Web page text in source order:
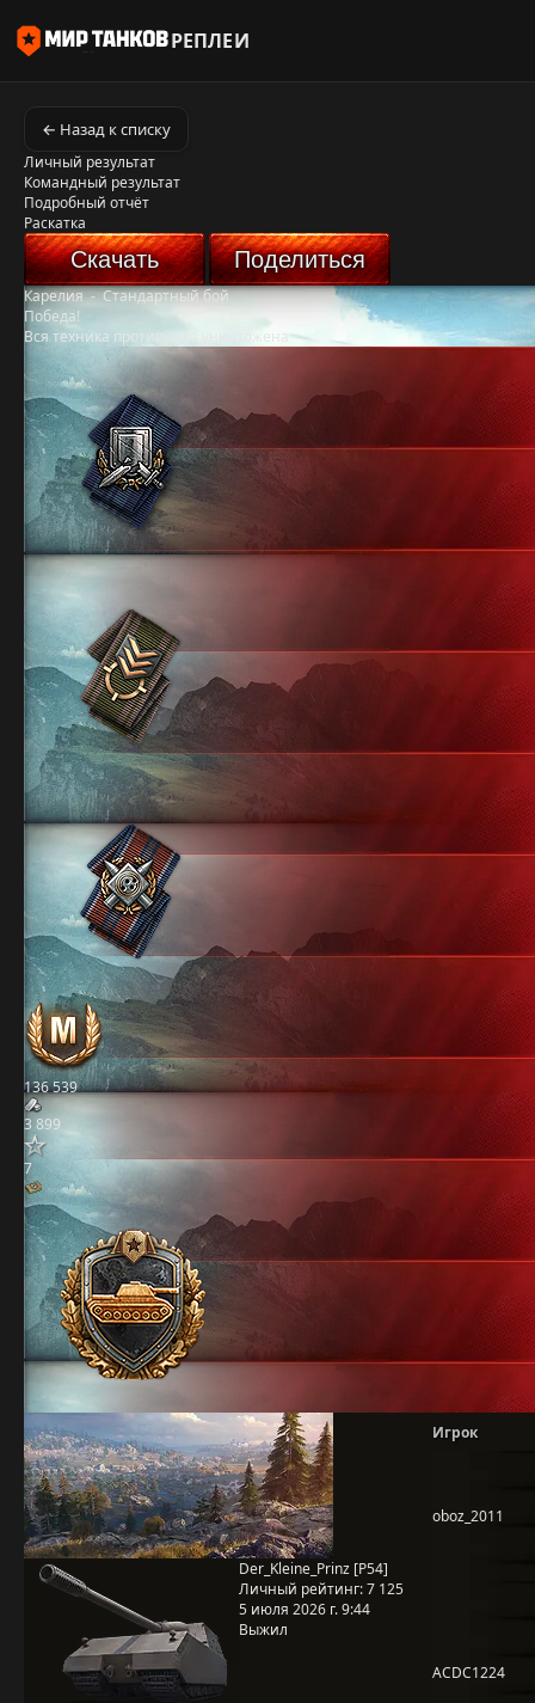
РЕПЛЕИ
← Назад к списку
Личный результат
Командный результат
Подробный отчёт
Раскатка
Скачать Поделиться
Карелия-Стандартный бой
Победа!
Вся техника противника уничтожена
136 539
3 899
7
Der_Kleine_Prinz [P54]
Личный рейтинг:7 125
5 июля 2026 г. 9:44
Выжил
Игрок
oboz_2011
ACDC1224